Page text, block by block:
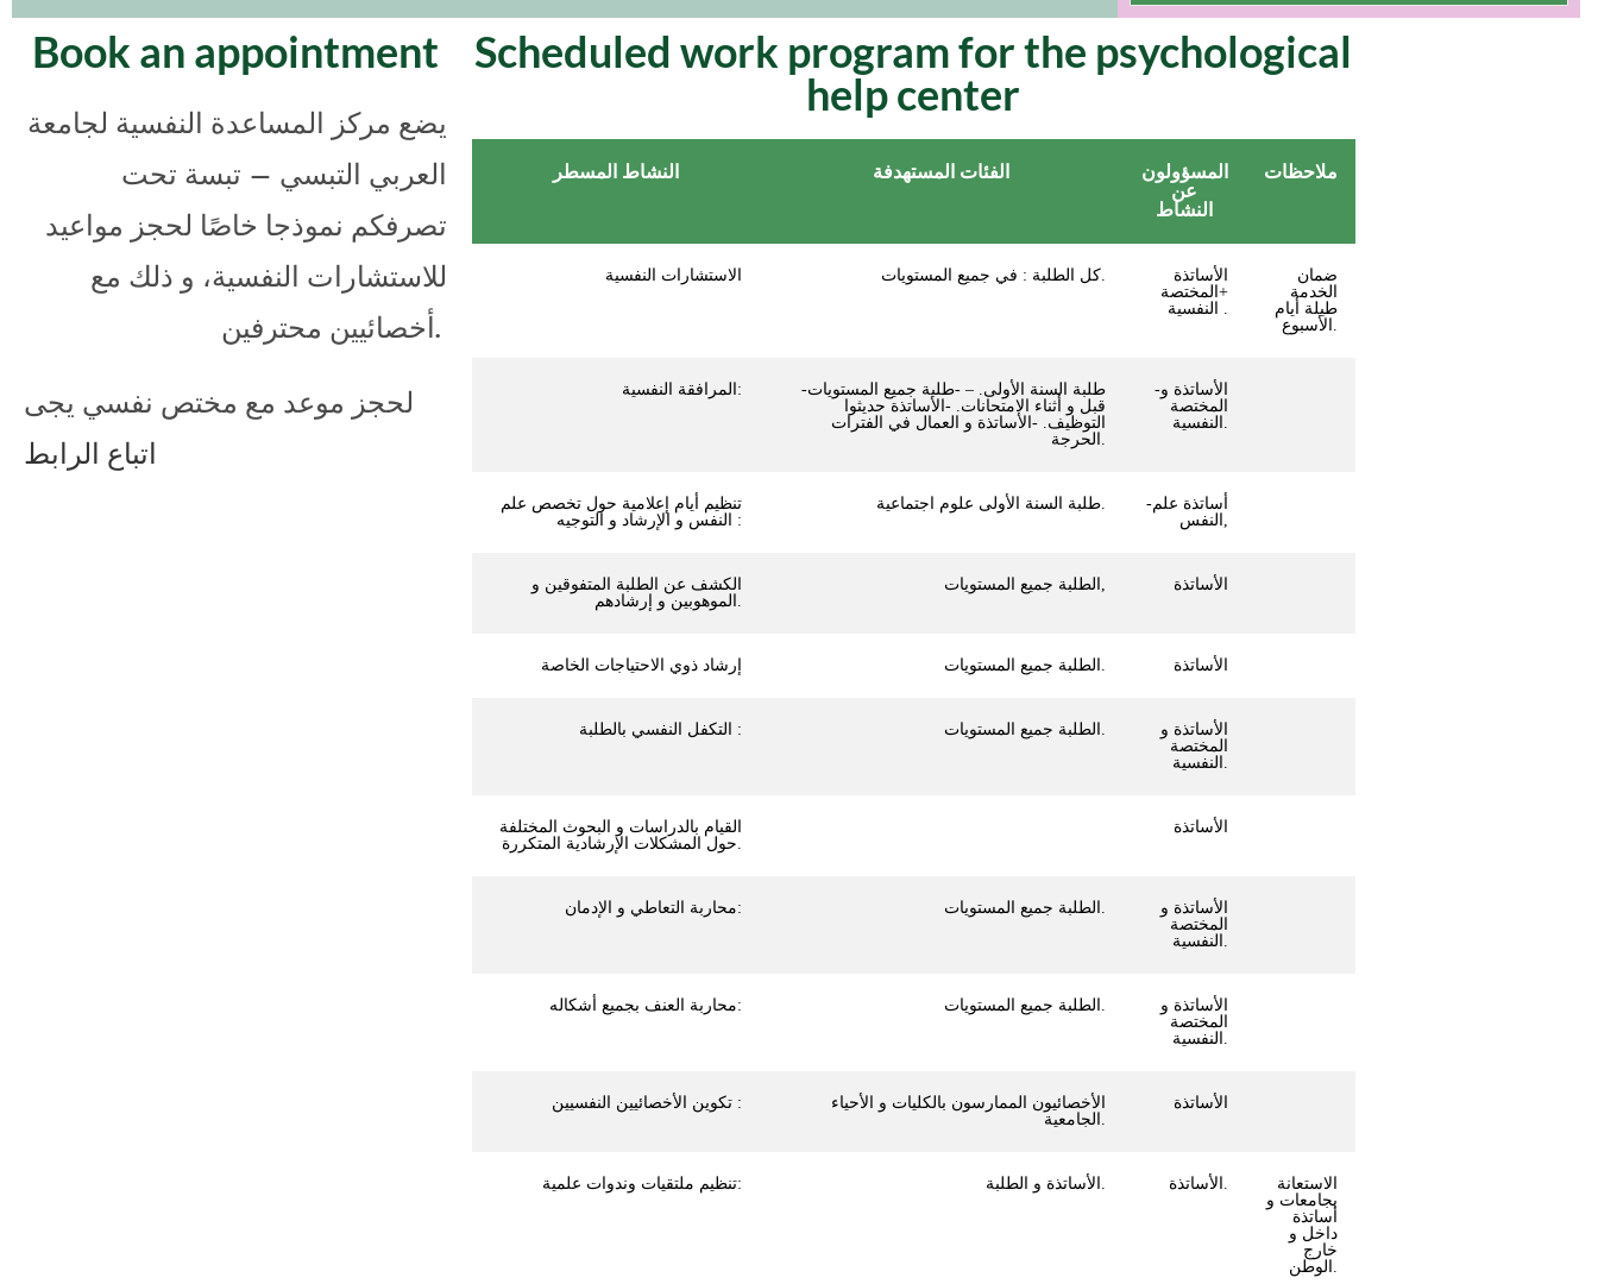
Book an appointment
يضع مركز المساعدة النفسية لجامعة
العربي التبسي – تبسة تحت
تصرفكم نموذجا خاصًا لحجز مواعيد
للاستشارات النفسية، و ذلك مع
أخصائيين محترفين.
لحجز موعد مع مختص نفسي يجى
اتباع الرابط
Scheduled work program for the psychological
help center
النشاط المسطر الفئات المستهدفة
المسؤولون
عن
النشاط
ملاحظات
الاستشارات النفسية كل الطلبة : في جميع المستويات.
الأساتذة
+المختصة
ضمان
الخدمة
طيلة أيام
المرافقة النفسية:
-طلبة السنة الأولى. – -طلبة جميع المستويات
قبل و أثناء الامتحانات. -الأساتذة حديثوا
التوظيف. -الأساتذة و العمال في الفترات
-الأساتذة و
المختصة
تنظيم أيام إعلامية حول تخصص علم
النفس و الإرشاد و التوجيه :
طلبة السنة الأولى علوم اجتماعية.
-أساتذة علم
الكشف عن الطلبة المتفوقين و
الأساتذة
إرشاد ذوي الاحتياجات الخاصة الأساتذة
التكفل النفسي بالطلبة :
الأساتذة و
المختصة
القيام بالدراسات و البحوث المختلفة
الأساتذة
محاربة التعاطي و الإدمان:
الأساتذة و
المختصة
محاربة العنف بجميع أشكاله:
الأساتذة و
المختصة
تكوين الأخصائيين النفسيين :
الأخصائيون الممارسون بالكليات و الأحياء
الأساتذة
تنظيم ملتقيات وندوات علمية:
الاستعانة
بجامعات و
أساتذة
داخل و
خارج